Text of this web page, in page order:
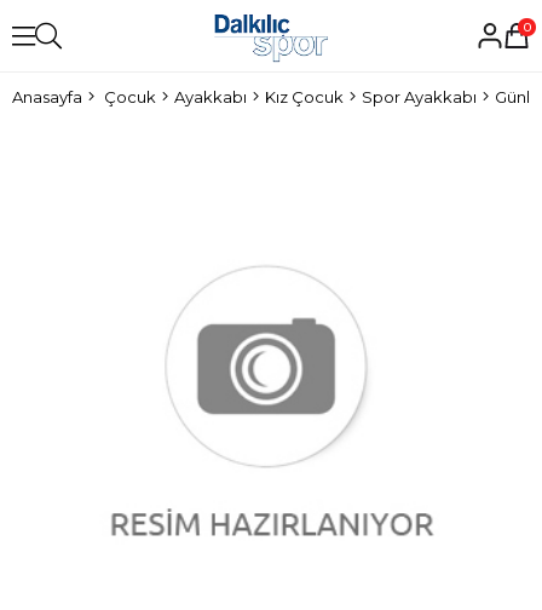
0
Anasayfa Çocuk Ayakkabı Kız Çocuk Spor Ayakkabı